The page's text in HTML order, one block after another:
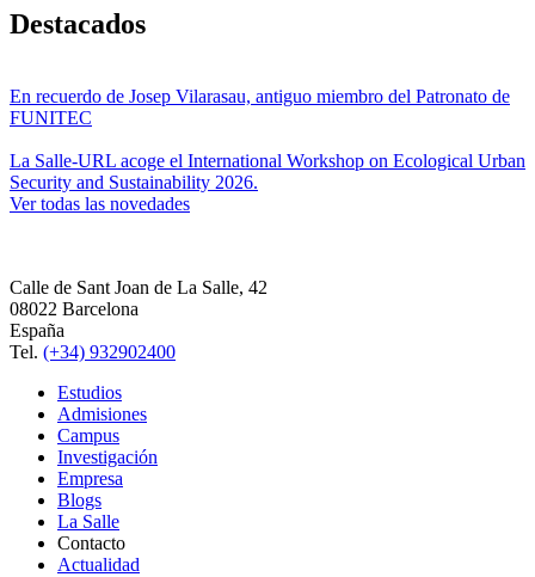
Destacados
En recuerdo de Josep Vilarasau, antiguo miembro del Patronato de
FUNITEC
La Salle-URL acoge el International Workshop on Ecological Urban
Security and Sustainability 2026.
Ver todas las novedades
Calle de Sant Joan de La Salle, 42
08022 Barcelona
España
Tel. (+34) 932902400
Estudios
Admisiones
Campus
Investigación
Empresa
Blogs
La Salle
Contacto
Actualidad